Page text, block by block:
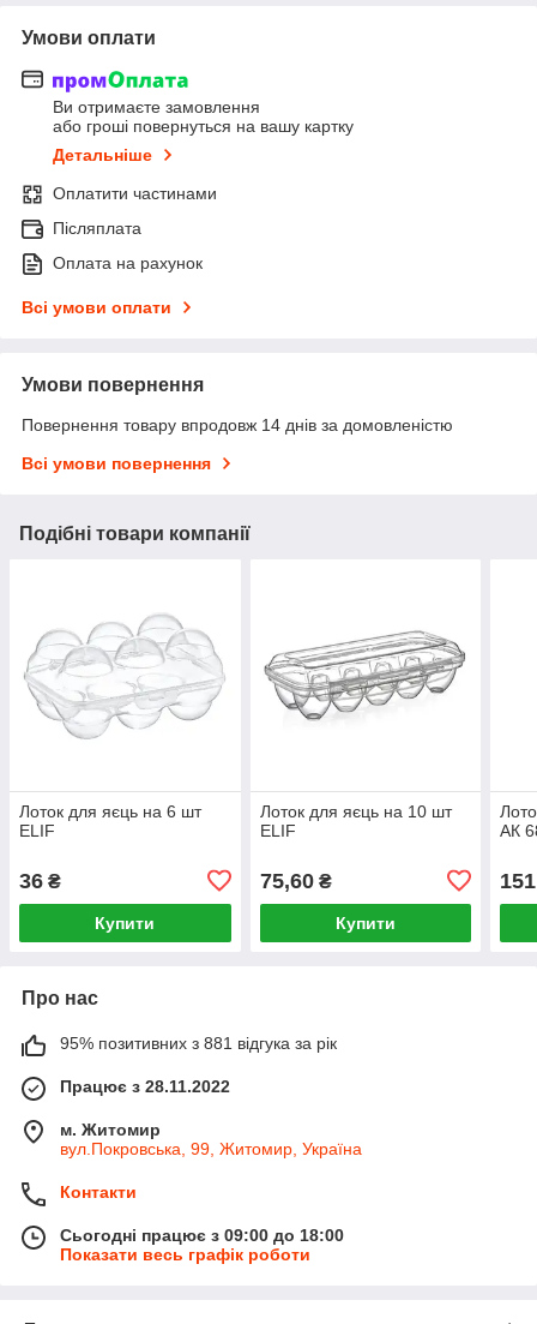
Умови оплати
Ви отримаєте замовлення
або гроші повернуться на вашу картку
Детальніше
Оплатити частинами
Післяплата
Оплата на рахунок
Всі умови оплати
Умови повернення
Повернення товару впродовж 14 днів за домовленістю
Всі умови повернення
Подібні товари компанії
Лоток для яєць на 6 шт
ELIF
36 ₴
Купити
Лоток для яєць на 10 шт
ELIF
75,60₴
Купити
АК
Про нас
95% позитивних з 881 відгука за рік
Працює з 28.11.2022
м. Житомир
вул.Покровська, 99, Житомир, Україна
Контакти
Сьогодні працює з 09:00 до 18:00
Показати весь графік роботи